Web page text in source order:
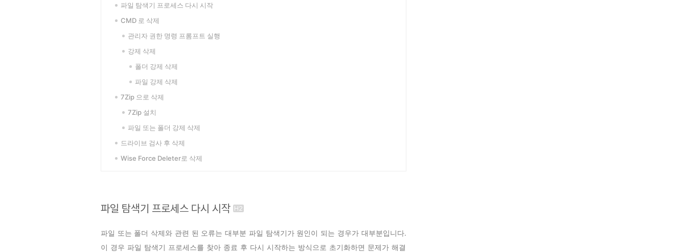
파일 탐색기 프로세스 다시 시작
CMD 로 삭제
관리자 권한 명령 프롬프트 실행
강제 삭제
폴더 강제 삭제
파일 강제 삭제
7Zip 으로 삭제
7Zip 설치
파일 또는 폴더 강제 삭제
드라이브 검사 후 삭제
Wise Force Deleter로 삭제
파일 탐색기 프로세스 다시 시작
파일 또는 폴더 삭제와 관련 된 오류는 대부분 파일 탐색기가 원인이 되는 경우가 대부분입니다.
이 경우 파일 탐색기 프로세스를 찾아 종료 후 다시 시작하는 방식으로 초기화하면 문제가 해결